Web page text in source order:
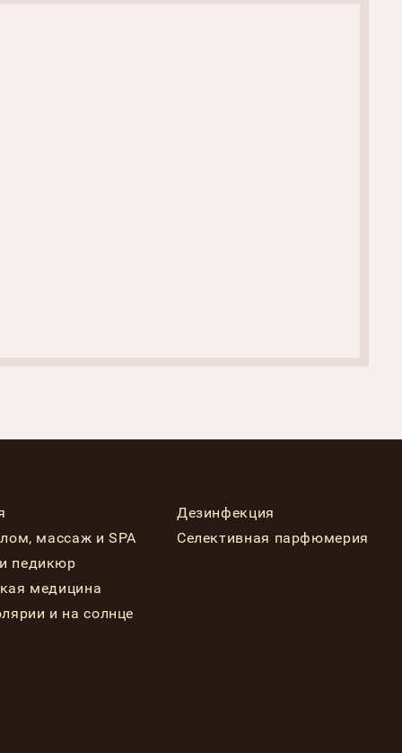
массаж и SPA
педикюр
медицина
и на солнце
Дезинфекция
Селективная парфюмерия